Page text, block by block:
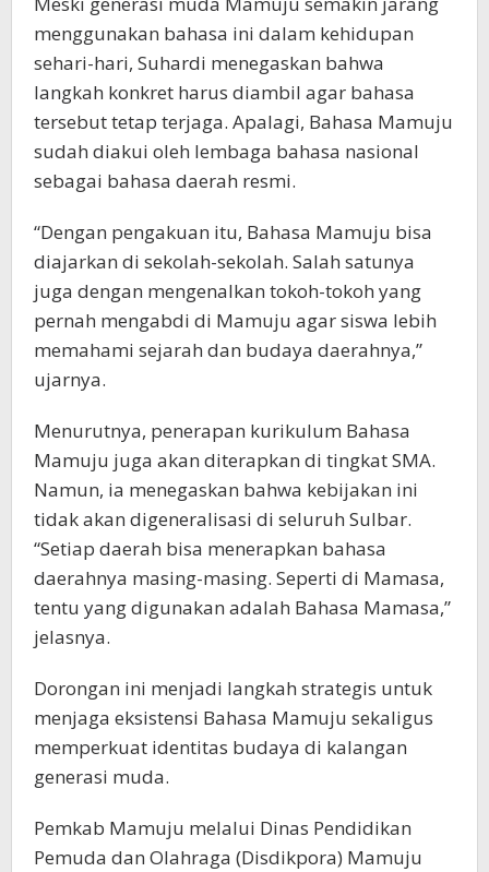
menggunakan bahasa ini dalam kehidupan
sehari-hari, Suhardi menegaskan bahwa
langkah konkret harus diambil agar bahasa
tersebut tetap terjaga. Apalagi, Bahasa Mamuju
sudah diakui oleh lembaga bahasa nasional
sebagai bahasa daerah resmi.
“Dengan pengakuan itu, Bahasa Mamuju bisa
diajarkan di sekolah-sekolah. Salah satunya
juga dengan mengenalkan tokoh-tokoh yang
pernah mengabdi di Mamuju agar siswa lebih
memahami sejarah dan budaya daerahnya,”
ujarnya.
Menurutnya, penerapan kurikulum Bahasa
Mamuju juga akan diterapkan di tingkat SMA.
Namun, ia menegaskan bahwa kebijakan ini
tidak akan digeneralisasi di seluruh Sulbar.
“Setiap daerah bisa menerapkan bahasa
daerahnya masing-masing. Seperti di Mamasa,
tentu yang digunakan adalah Bahasa Mamasa,”
jelasnya.
Dorongan ini menjadi langkah strategis untuk
menjaga eksistensi Bahasa Mamuju sekaligus
memperkuat identitas budaya di kalangan
generasi muda.
Pemkab Mamuju melalui Dinas Pendidikan
Pemuda dan Olahraga (Disdikpora) Mamuju